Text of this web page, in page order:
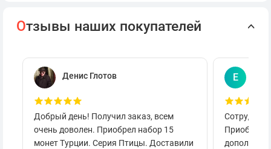
Отзывы наших покупателей
Денис Глотов
Добрый день! Получил заказ, всем
очень доволен. Приобрел набор 15
монет Турции. Серия Птицы. Доставили
Е